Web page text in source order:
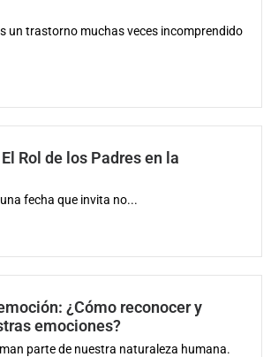
un trastorno muchas veces incomprendido
Rol de los Padres en la
fecha que invita no...
¿Cómo reconocer y
emociones?
parte de nuestra naturaleza humana.